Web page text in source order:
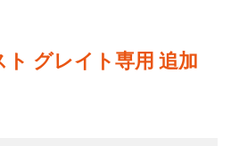
ト グレイト専用 追加